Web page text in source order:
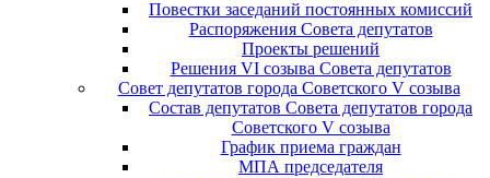
Повестки заседаний постоянных комиссий
Распоряжения Совета депутатов
Проекты решений
Решения VI созыва Совета депутатов
Совет депутатов города Советского V созыва
Состав депутатов Совета депутатов города
Советского V созыва
График приема граждан
МПА председателя